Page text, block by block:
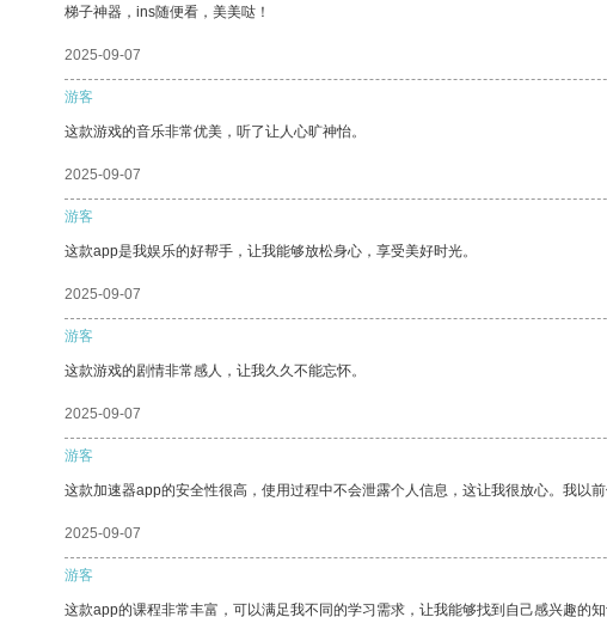
梯子神器，ins随便看，美美哒！
2025-09-07
游客
这款游戏的音乐非常优美，听了让人心旷神怡。
2025-09-07
游客
这款app是我娱乐的好帮手，让我能够放松身心，享受美好时光。
2025-09-07
游客
这款游戏的剧情非常感人，让我久久不能忘怀。
2025-09-07
游客
这款加速器app的安全性很高，使用过程中不会泄露个人信息，这让我很放心。我以
2025-09-07
游客
这款app的课程非常丰富，可以满足我不同的学习需求，让我能够找到自己感兴趣的知